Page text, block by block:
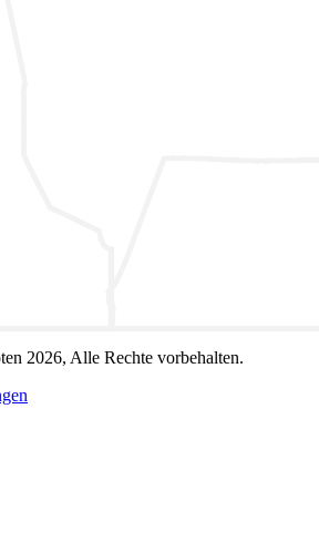
2026, Alle Rechte vorbehalten.